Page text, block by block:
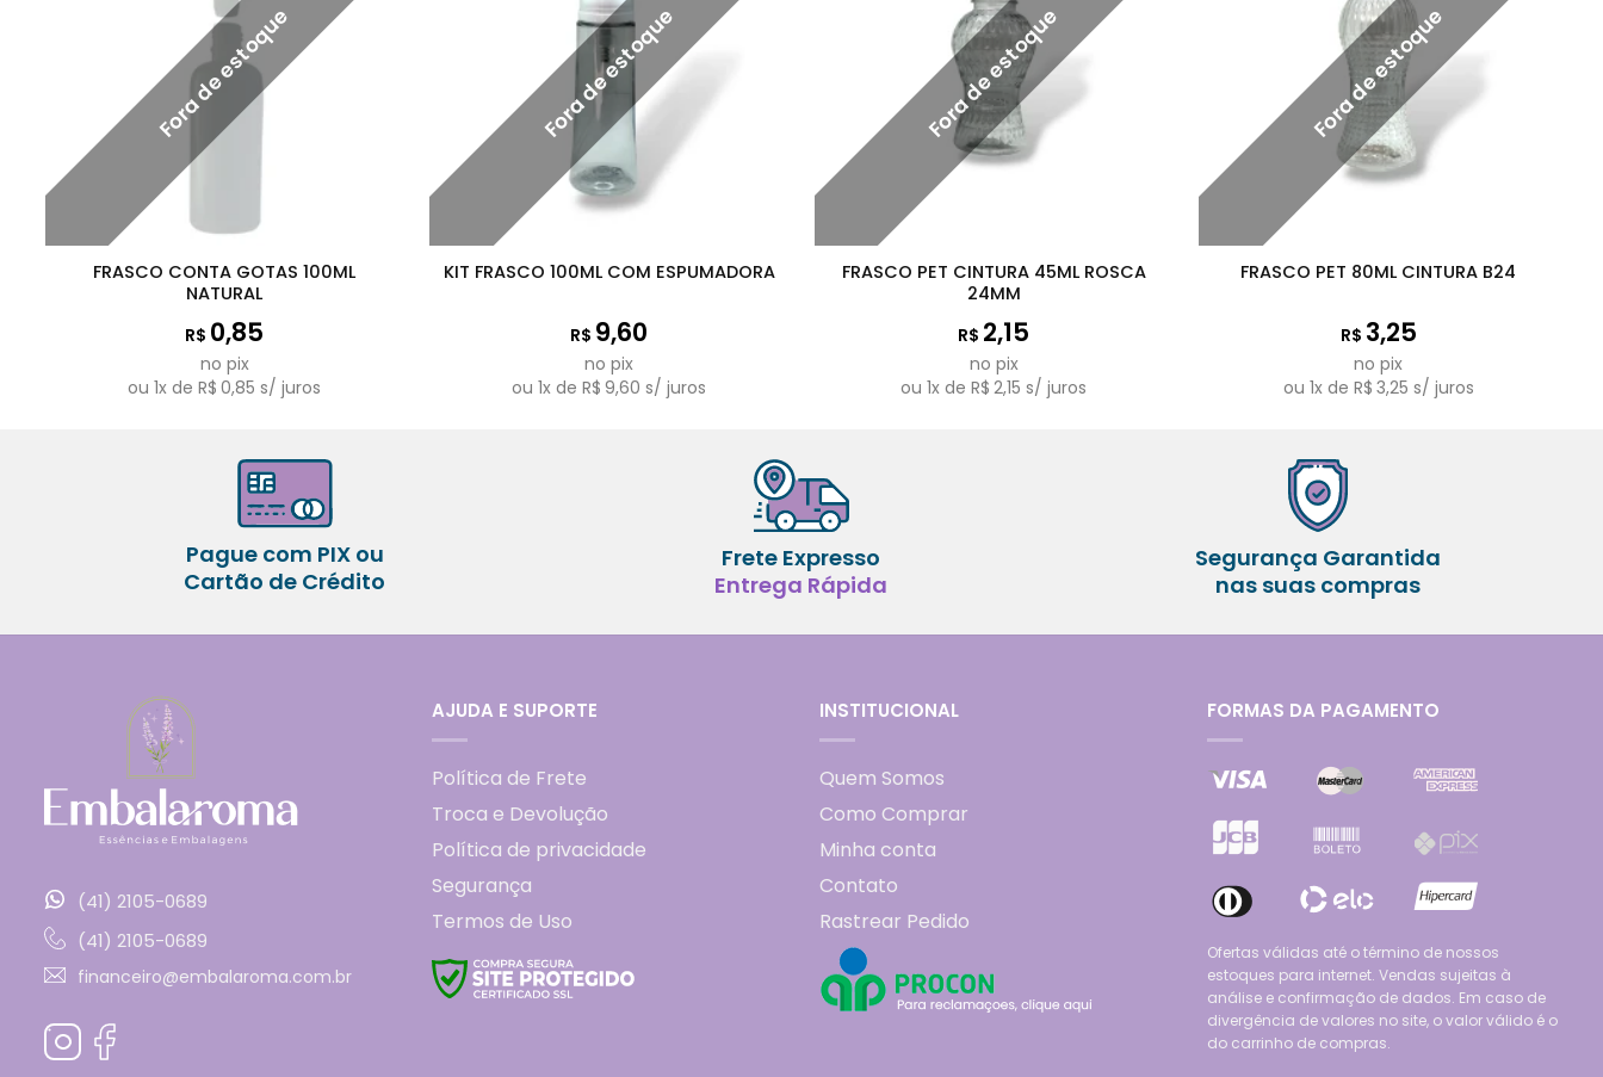
Fora de estoque
FRASCO CONTA GOTAS 100ML
NATURAL
R$ 0,85
no pix
ou1x deR$ 0,85 s/ juros
Fora de estoque
KIT FRASCO 100ML COM ESPUMADORA
R$ 9,60
no pix
ou1x deR$ 9,60 s/ juros
Fora de estoque
FRASCO PET CINTURA 45ML ROSCA
24MM
R$ 2,15
no pix
ou1x deR$ 2,15 s/ juros
Fora de estoque
FRASCO PET 80ML CINTURA B24
R$ 3,25
no pix
ou 1x de R$ 3,25 s/ juros
Pague com PIX ou
Cartão de Crédito
Frete Expresso
Entrega Rápida
Segurança Garantida
nas suas compras
(41) 2105-0689
(41) 2105-0689
financeiro@embalaroma.com.br
AJUDA E SUPORTE
Política de Frete
Troca e Devolução
Política de privacidade
Segurança
Termos de Uso
INSTITUCIONAL
Quem Somos
Como Comprar
Minha conta
Contato
Rastrear Pedido
FORMAS DA PAGAMENTO
Ofertas válidas até o término de nossos
estoques para internet. Vendas sujeitas à
análise e confirmação de dados. Em caso de
divergência de valores no site, o valor válido é o
do carrinho de compras.